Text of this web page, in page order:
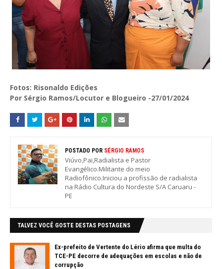
Fotos: Risonaldo Edições
Por Sérgio Ramos/Locutor e Blogueiro -27/01/2024
POSTADO POR SÉRGIO RAMOS
Viúvo,Pai,Radialista e Pastor
Evangélico.Militante do meio
Radiofônico.Iniciou a profissão de radialista
na Rádio Cultura do Nordeste S/A Caruaru -
PE
TALVEZ VOCÊ GOSTE DESTAS POSTAGENS
Ex-prefeito de Vertente do Lério afirma que multa do
TCE-PE decorre de adequações em escolas e não de
corrupção